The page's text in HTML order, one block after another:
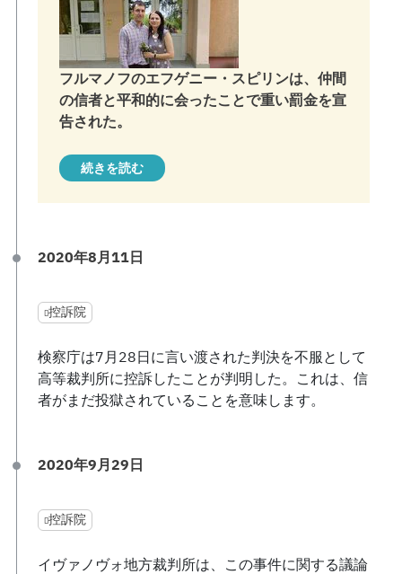
フルマノフのエフゲニー・スピリンは、仲間
の信者と平和的に会ったことで重い罰金を宣
告された。
続きを読む
2020年8月11日
控訴院
検察庁は7月28日に言い渡された判決を不服として
高等裁判所に控訴したことが判明した。これは、信
者がまだ投獄されていることを意味します。
2020年9月29日
控訴院
イヴァノヴォ地方裁判所は、この事件に関する議論